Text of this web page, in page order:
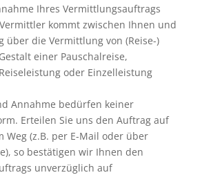
Ihres Vermittlungsauftrags
kommt zwischen Ihnen und
über die Vermittlung von (Reise-)
einer Pauschalreise,
oder Einzelleistung
Annahme bedürfen keiner
Erteilen Sie uns den Auftrag auf
Weg (z.B. per E-Mail oder über
so bestätigen wir Ihnen den
unverzüglich auf